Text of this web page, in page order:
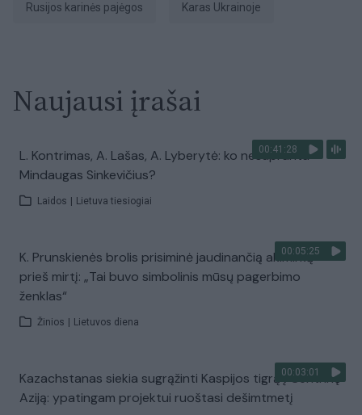
Rusijos karinės pajėgos karas Ukrainoje
Naujausi įrašai
00:41:28
L. Kontrimas, A. Lašas, A. Lyberytė: ko nesupranta
Mindaugas Sinkevičius?
Laidos Lietuva tiesiogiai
00:05:25
K. Prunskienės brolis prisiminė jaudinančią akimirką
prieš mirtį: „Tai buvo simbolinis mūsų pagerbimo
ženklas“
Žinios Lietuvos diena
00:03:01
Kazachstanas siekia sugrąžinti Kaspijos tigrą į Centrinę
Aziją: ypatingam projektui ruoštasi dešimtmetį